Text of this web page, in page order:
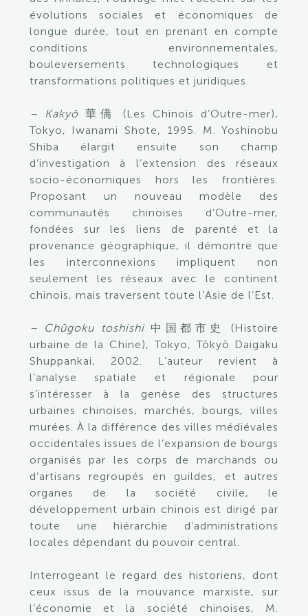
évolutions sociales et économiques de
longue durée, tout en prenant en compte
conditions environnementales,
bouleversements technologiques et
transformations politiques et juridiques.
– Kakyō華僑 (Les Chinois d’Outre-mer),
Tokyo, Iwanami Shote, 1995. M. Yoshinobu
Shiba élargit ensuite son champ
d’investigation à l’extension des réseaux
socio-économiques hors les frontières.
Proposant un nouveau modèle des
communautés chinoises d’Outre-mer,
fondées sur les liens de parenté et la
provenance géographique, il démontre que
les interconnexions impliquent non
seulement les réseaux avec le continent
chinois, mais traversent toute l’Asie de l’Est.
– Chūgoku toshishi中国都市史 (Histoire
urbaine de la Chine), Tokyo, Tōkyō Daigaku
Shuppankai, 2002. L’auteur revient à
l’analyse spatiale et régionale pour
s’intéresser à la genèse des structures
urbaines chinoises, marchés, bourgs, villes
murées. À la différence des villes médiévales
occidentales issues de l’expansion de bourgs
organisés par les corps de marchands ou
d’artisans regroupés en guildes, et autres
organes de la société civile, le
développement urbain chinois est dirigé par
toute une hiérarchie d’administrations
locales dépendant du pouvoir central.
Interrogeant le regard des historiens, dont
ceux issus de la mouvance marxiste, sur
l’économie et la société chinoises, M.